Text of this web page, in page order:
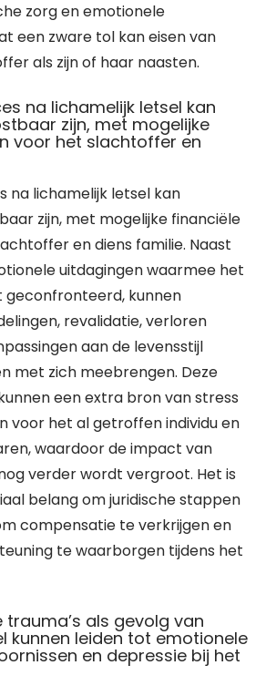
zorg en emotionele
een zware tol kan eisen van
als zijn of haar naasten.
na lichamelijk letsel kan
zijn, met mogelijke
voor het slachtoffer en
na lichamelijk letsel kan
zijn, met mogelijke financiële
en diens familie. Naast
uitdagingen waarmee het
kunnen
revalidatie, verloren
aan de levensstijl
met zich meebrengen. Deze
een extra bron van stress
voor het al getroffen individu en
waardoor de impact van
verder wordt vergroot. Het is
belang om juridische stappen
compensatie te verkrijgen en
te waarborgen tijdens het
trauma’s als gevolg van
kunnen leiden tot emotionele
en depressie bij het